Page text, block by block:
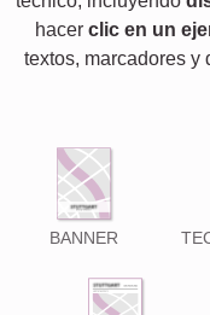
hacer clic en un
textos, marcadores y
BANNER